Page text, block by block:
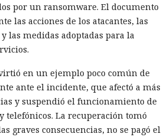
por un ransomware. El documento
las acciones de los atacantes, las
las medidas adoptadas para la
en un ejemplo poco común de
ante el incidente, que afectó a más
y suspendió el funcionamiento de
telefónicos. La recuperación tomó
graves consecuencias, no se pagó el